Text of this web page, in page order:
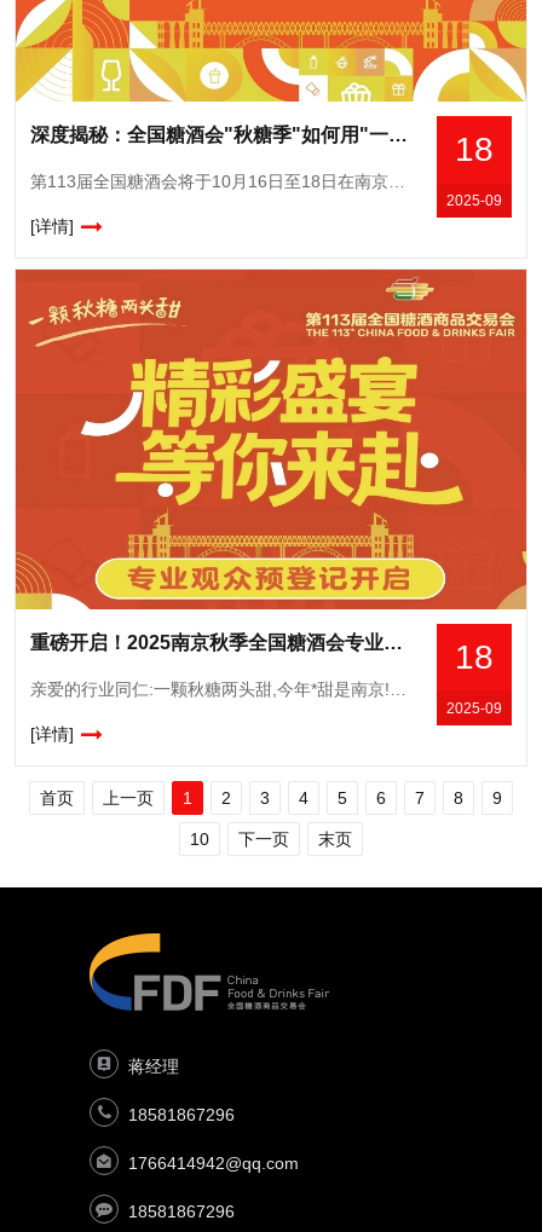
18
2025-09
深度揭秘：全国糖酒会"秋糖季"如何用"一季"串联"三节"，实现展城一体化发展
[详情]
18
2025-09
重磅开启！2025南京秋季全国糖酒会专业观众预登记通道正式开通
[详情]
首页 上一页 1 2 3 4 5 6 7 8 9
10 下一页 末页
蒋经理
18581867296
1766414942@qq.com
18581867296